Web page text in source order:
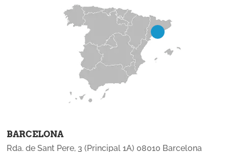
BARCELONA
Rda. de Sant Pere, 3 (Principal 1A) 08010 Barcelona